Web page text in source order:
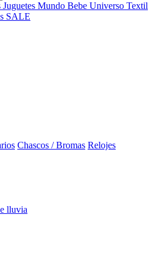
Juguetes Mundo Bebe Universo Textil
SALE
Chascos / Bromas Relojes
lluvia